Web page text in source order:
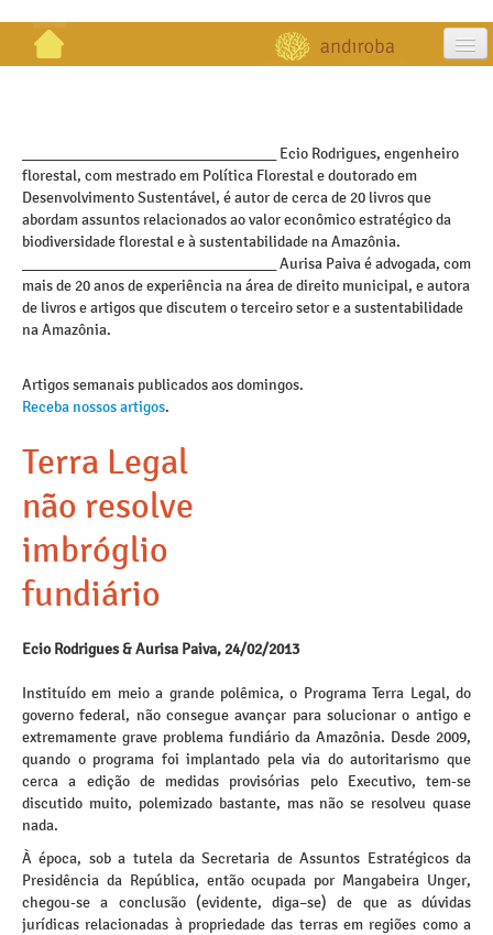
publicações
galeria
contato
_________________________________ Ecio Rodrigues, engenheiro
florestal, com mestrado em Política Florestal e doutorado em
Desenvolvimento Sustentável, é autor de cerca de 20 livros que
abordam assuntos relacionados ao valor econômico estratégico da
biodiversidade florestal e à sustentabilidade na Amazônia.
_________________________________ Aurisa Paiva é advogada, com
mais de 20 anos de experiência na área de direito municipal, e autora
de livros e artigos que discutem o terceiro setor e a sustentabilidade
na Amazônia.
Artigos semanais publicados aos domingos.
Receba nossos artigos.
Terra Legal
não resolve
imbróglio
fundiário
Ecio Rodrigues & Aurisa Paiva, 24/02/2013
Instituído em meio a grande polêmica, o Programa Terra Legal, do
governo federal, não consegue avançar para solucionar o antigo e
extremamente grave problema fundiário da Amazônia. Desde 2009,
quando o programa foi implantado pela via do autoritarismo que
cerca a edição de medidas provisórias pelo Executivo, tem-se
discutido muito, polemizado bastante, mas não se resolveu quase
nada.
À época, sob a tutela da Secretaria de Assuntos Estratégicos da
Presidência da República, então ocupada por Mangabeira Unger,
chegou-se a conclusão (evidente, diga–se) de que as dúvidas
jurídicas relacionadas à propriedade das terras em regiões como a